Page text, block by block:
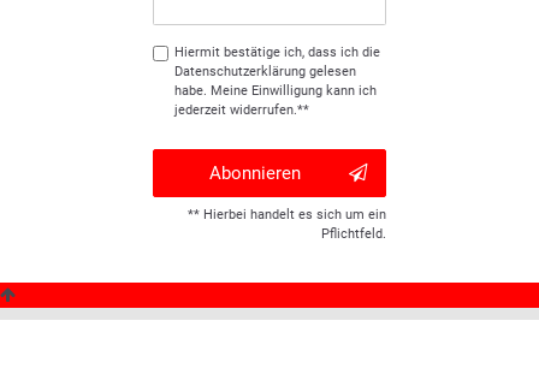
Hiermit bestätige ich, dass ich die
Daten­schutz­erklärunggelesen
habe. Meine Einwilligung kann ich
jederzeit widerrufen.**
Abonnieren
** Hierbei handelt es sich um ein
Pflichtfeld.